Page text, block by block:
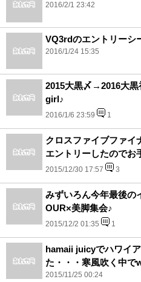
2016/2/1 23:42
VQ3rdのエントリーシ
2016/1/24 15:35
2015大黒〆→2016大
girl♪
2016/1/6 23:59 1
クロスファイブファイ
エントリーしたのでお
2015/12/30 17:57 3
みずいろん今年最後の
OUR×美脚集会♪
2015/12/2 01:35 1
hamaii juicyでハワイ
た・・・寒風吹く中で
2015/11/25 00:24